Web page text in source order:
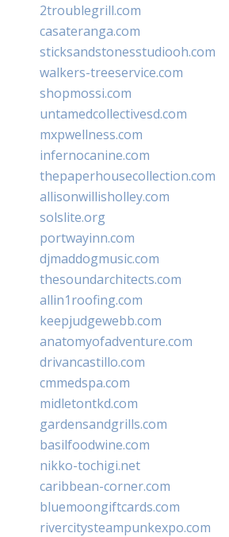
2troublegrill.com
casateranga.com
sticksandstonesstudiooh.com
walkers-treeservice.com
shopmossi.com
untamedcollectivesd.com
mxpwellness.com
infernocanine.com
thepaperhousecollection.com
allisonwillisholley.com
solslite.org
portwayinn.com
djmaddogmusic.com
thesoundarchitects.com
allin1roofing.com
keepjudgewebb.com
anatomyofadventure.com
drivancastillo.com
cmmedspa.com
midletontkd.com
gardensandgrills.com
basilfoodwine.com
nikko-tochigi.net
caribbean-corner.com
bluemoongiftcards.com
rivercitysteampunkexpo.com